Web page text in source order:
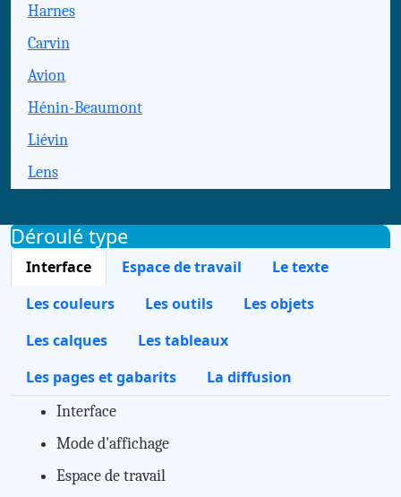
Harnes
Carvin
Avion
Hénin-Beaumont
Liévin
Lens
Déroulé type
Interface Espace de travail
Le texte
Les couleurs
Les outils
Les objets
Les calques
Les tableaux
Les pages et gabarits
La diffusion
Interface
Mode d'affichage
Espace de travail